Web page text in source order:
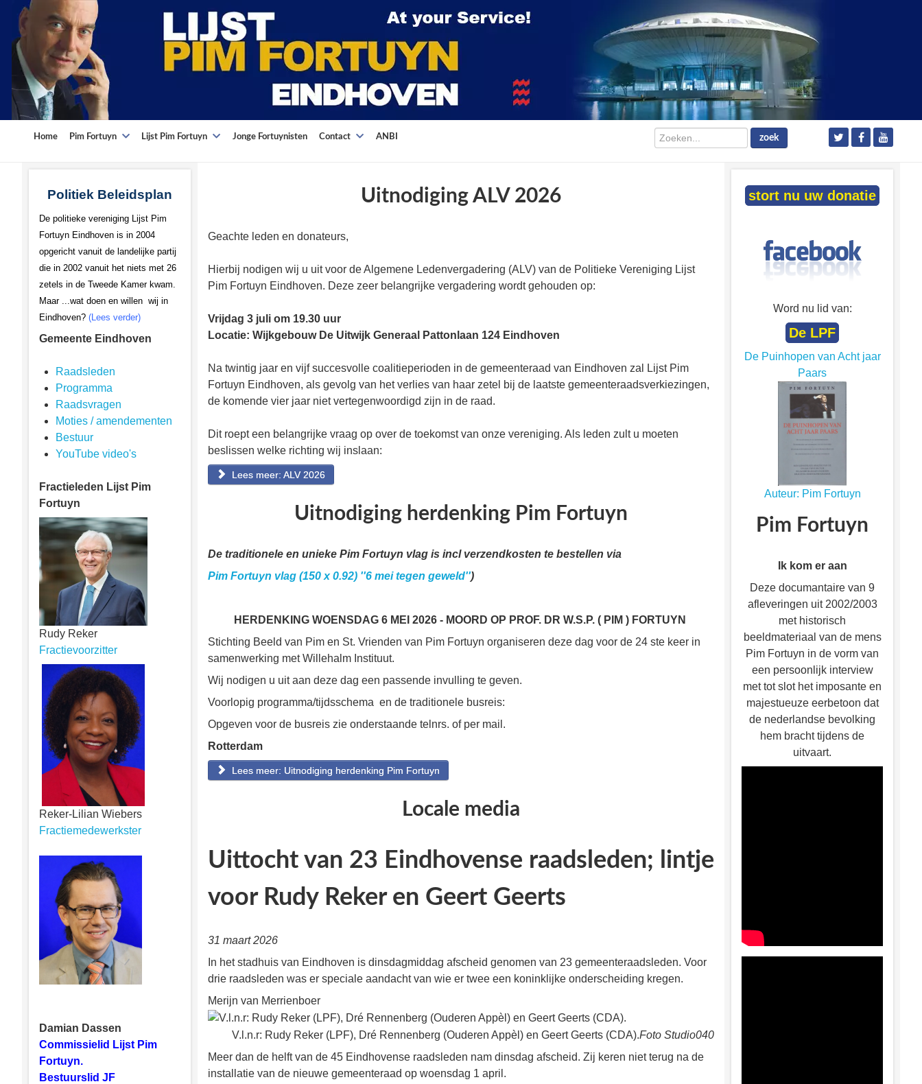
Home Pim Fortuyn Lijst Pim Fortuyn Jonge Fortuynisten Contact ANBI Zoeken... zoek
Politiek Beleidsplan
De politieke vereniging Lijst Pim
Fortuyn Eindhoven is in 2004
opgericht vanuit de landelijke partij
die in 2002 vanuit het niets met 26
zetels in de Tweede Kamer kwam.
Maar ...wat doen en willen wij in
Eindhoven? (Lees verder)
Gemeente Eindhoven
Raadsleden
Programma
Raadsvragen
Moties / amendementen
Bestuur
YouTube video's
Fractieleden Lijst Pim
Fortuyn
Rudy Reker
Fractievoorzitter
Reker-Lilian Wiebers
Fractiemedewerkster
Damian Dassen
Commissielid Lijst Pim
Fortuyn.
Bestuurslid JF
Uitnodiging ALV 2026
Geachte leden en donateurs,
Hierbij nodigen wij u uit voor de Algemene Ledenvergadering (ALV) van de Politieke Vereniging Lijst
Pim Fortuyn Eindhoven. Deze zeer belangrijke vergadering wordt gehouden op:
Vrijdag 3 juli om 19.30 uur
Locatie: Wijkgebouw De Uitwijk Generaal Pattonlaan 124 Eindhoven
Na twintig jaar en vijf succesvolle coalitieperioden in de gemeenteraad van Eindhoven zal Lijst Pim
Fortuyn Eindhoven, als gevolg van het verlies van haar zetel bij de laatste gemeenteraadsverkiezingen,
de komende vier jaar niet vertegenwoordigd zijn in de raad.
Dit roept een belangrijke vraag op over de toekomst van onze vereniging. Als leden zult u moeten
beslissen welke richting wij inslaan:
Lees meer: ALV 2026
Uitnodiging herdenking Pim Fortuyn
De traditionele en unieke Pim Fortuyn vlag is incl verzendkosten te bestellen via
Pim Fortuyn vlag (150 x 0.92) ''6 mei tegen geweld'')
HERDENKING WOENSDAG 6 MEI 2026 - MOORD OP PROF. DR W.S.P. ( PIM ) FORTUYN
Stichting Beeld van Pim en St. Vrienden van Pim Fortuyn organiseren deze dag voor de 24 ste keer in
samenwerking met Willehalm Instituut.
Wij nodigen u uit aan deze dag een passende invulling te geven.
Voorlopig programma/tijdsschema en de traditionele busreis:
Opgeven voor de busreis zie onderstaande telnrs. of per mail.
Rotterdam
Lees meer: Uitnodiging herdenking Pim Fortuyn
Locale media
Uittocht van 23 Eindhovense raadsleden; lintje
voor Rudy Reker en Geert Geerts
31 maart 2026
In het stadhuis van Eindhoven is dinsdagmiddag afscheid genomen van 23 gemeenteraadsleden. Voor
drie raadsleden was er speciale aandacht van wie er twee een koninklijke onderscheiding kregen.
Merijn van Merrienboer
V.l.n.r: Rudy Reker (LPF), Dré Rennenberg (Ouderen Appèl) en Geert Geerts (CDA).Foto Studio040
Meer dan de helft van de 45 Eindhovense raadsleden nam dinsdag afscheid. Zij keren niet terug na de
installatie van de nieuwe gemeenteraad op woensdag 1 april.
stort nu uw donatie
Word nu lid van:
De LPF
De Puinhopen van Acht jaar
Paars
Auteur: Pim Fortuyn
Pim Fortuyn
Ik kom er aan
Deze documantaire van 9
afleveringen uit 2002/2003
met historisch
beeldmateriaal van de mens
Pim Fortuyn in de vorm van
een persoonlijk interview
met tot slot het imposante en
majestueuze eerbetoon dat
de nederlandse bevolking
hem bracht tijdens de
uitvaart.